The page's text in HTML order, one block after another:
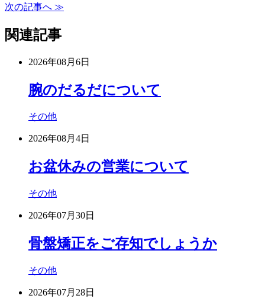
次の記事へ ≫
関連記事
2026年08月6日
腕のだるだについて
その他
2026年08月4日
お盆休みの営業について
その他
2026年07月30日
骨盤矯正をご存知でしょうか
その他
2026年07月28日